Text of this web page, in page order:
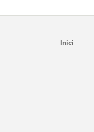
Inici